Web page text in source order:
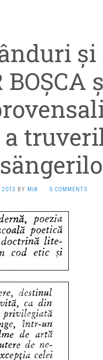
2013 BY MIA · 0 COMMENTS